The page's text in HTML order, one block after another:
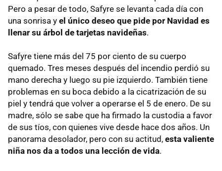
Pero a pesar de todo, Safyre se levanta cada día con
una sonrisa y el único deseo que pide por Navidad es
llenar su árbol de tarjetas navideñas.
Safyre tiene más del 75 por ciento de su cuerpo
quemado. Tres meses después del incendio perdió su
mano derecha y luego su pie izquierdo. También tiene
problemas en su boca debido a la cicatrización de su
piel y tendrá que volver a operarse el 5 de enero. De su
madre, sólo se sabe que ha firmado la custodia a favor
de sus tíos, con quienes vive desde hace dos años. Un
panorama desolador, pero con su actitud, esta valiente
niña nos da a todos una lección de vida.